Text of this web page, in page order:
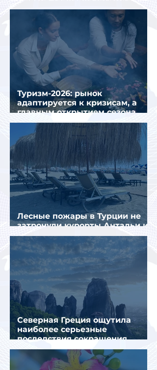
семи месяцев 2026 года
Туризм-2026: рынок
адаптируется к кризисам, а
главным открытием сезона
стал Вьетнам
Лесные пожары в Турции не
затронули курорты Антальи и
Муглы
Северная Греция ощутила
наиболее серьезные
последствия сокращения
турпотока из России